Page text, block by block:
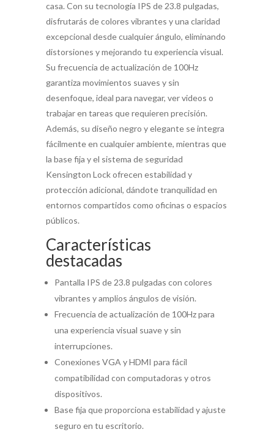
casa. Con su tecnología IPS de 23.8 pulgadas,
disfrutarás de colores vibrantes y una claridad
excepcional desde cualquier ángulo, eliminando
distorsiones y mejorando tu experiencia visual.
Su frecuencia de actualización de 100Hz
garantiza movimientos suaves y sin
desenfoque, ideal para navegar, ver videos o
trabajar en tareas que requieren precisión.
Además, su diseño negro y elegante se integra
fácilmente en cualquier ambiente, mientras que
la base fija y el sistema de seguridad
Kensington Lock ofrecen estabilidad y
protección adicional, dándote tranquilidad en
entornos compartidos como oficinas o espacios
públicos.
Características
destacadas
Pantalla IPS de 23.8 pulgadas con colores
vibrantes y amplios ángulos de visión.
Frecuencia de actualización de 100Hz para
una experiencia visual suave y sin
interrupciones.
Conexiones VGA y HDMI para fácil
compatibilidad con computadoras y otros
dispositivos.
Base fija que proporciona estabilidad y ajuste
seguro en tu escritorio.